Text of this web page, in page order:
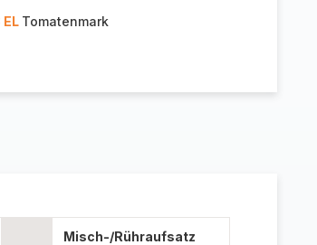
EL Tomatenmark
Misch-/Rühraufsatz